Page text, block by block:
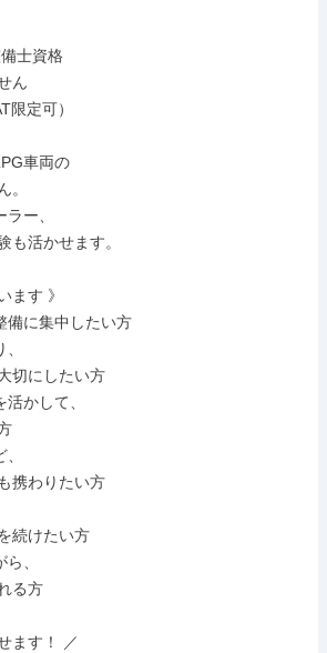
士資格
定可）
車両の
ー、
ます 》
備に集中したい方
かして、
、
ます！ ／